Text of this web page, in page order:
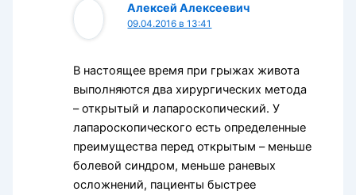
Алексей Алексеевич
09.04.2016 в 13:41
В настоящее время при грыжах живота
выполняются два хирургических метода
– открытый и лапароскопический. У
лапароскопического есть определенные
преимущества перед открытым – меньше
болевой синдром, меньше раневых
осложнений, пациенты быстрее